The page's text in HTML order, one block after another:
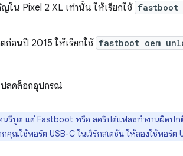
ใน Pixel 2 XL เท่านั้น ให้เรียกใช้ fastboot
อนปี 2015 ให้เรียกใช้ fastboot oem
ปลดล็อกอุปกรณ์
นรีบูต แต่ Fastboot หรือ สคริปต์แฟลชทำงานผิดปก
คุณใช้พอร์ต USB-C ในเวิร์กสเตชัน ให้ลองใช้พอร์ต